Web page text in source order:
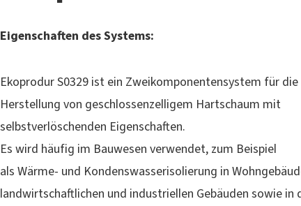
Eigenschaften des Systems:
Ekoprodur S0329 ist ein Zweikomponentensystem für die
Herstellung von geschlossenzelligem Hartschaum mit
selbstverlöschenden Eigenschaften.
Es wird häufig im Bauwesen verwendet, zum Beispiel
als Wärme- und Kondenswasserisolierung in
landwirtschaftlichen und industriellen Gebäuden sowie in